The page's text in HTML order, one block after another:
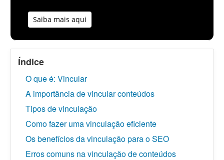
Saiba mais aqui
Índice
O que é: Vincular
A importância de vincular conteúdos
Tipos de vinculação
Como fazer uma vinculação eficiente
Os benefícios da vinculação para o SEO
Erros comuns na vinculação de conteúdos